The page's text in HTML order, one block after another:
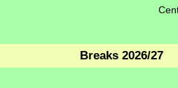
Breaks 2026/27